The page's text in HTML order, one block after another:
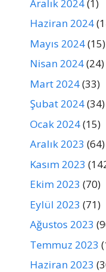
Aralık 2024(1)
Haziran 2024
Mayıs 2024(15)
Nisan 2024(24)
Mart 2024(33)
Şubat 2024(34)
Ocak 2024(15)
Aralık 2023 (64)
Kasım 2023
Ekim 2023 (70)
Eylül 2023 (71)
Ağustos 2023
Temmuz 2023
Haziran 2023